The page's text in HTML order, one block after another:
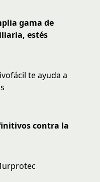
gama de
estés
te ayuda a
contra la